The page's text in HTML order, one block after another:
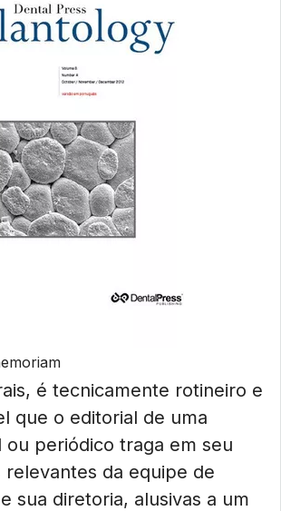
é tecnicamente rotineiro e
que o editorial de uma
ou periódico traga em seu
relevantes da equipe de
sua diretoria, alusivas a um